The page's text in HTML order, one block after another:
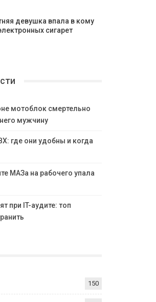
девушка впала в кому
сигарет
мотоблок смертельно
мужчину
где они удобны и когда
МАЗа на рабочего упала
при IT-аудите: топ
150